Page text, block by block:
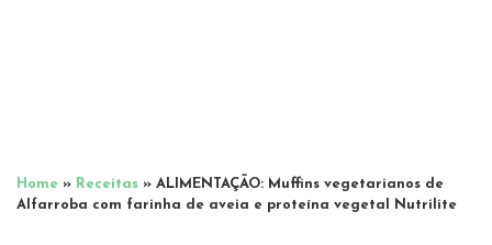
Home » Receitas » ALIMENTAÇÃO: Muffins vegetarianos de
Alfarroba com farinha de aveia e proteína vegetal Nutrilite